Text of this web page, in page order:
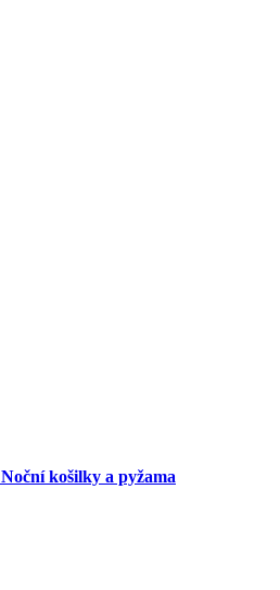
Noční košilky a pyžama